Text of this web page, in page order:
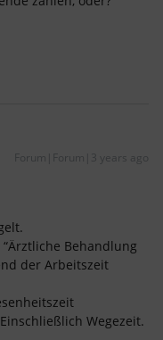
Forum|Forum|3 years ago
Behandlung
der Arbeitszeit
Wegezeit.